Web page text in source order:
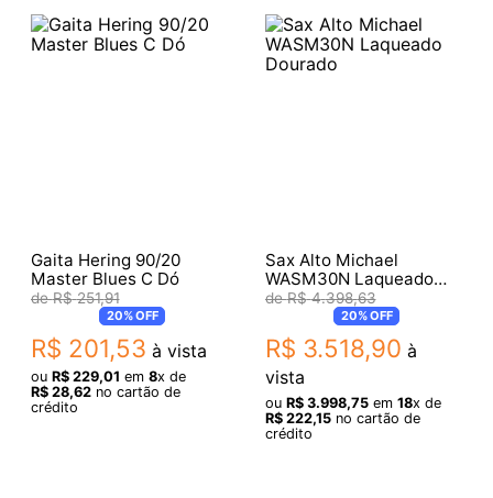
Gaita Hering 90/20
Master Blues C Dó
R$ 251,91
20%OFF
R$ 201,53 à vista
ou R$ 229,01 em 8x de
R$ 28,62no cartão de
crédito
Sax Alto Michael
WASM30N Laqueado
Dourado
R$ 4.398,63
20%OFF
R$ 3.518,90 à
vista
ou R$ 3.998,75em 18x de
R$ 222,15no cartão de
crédito